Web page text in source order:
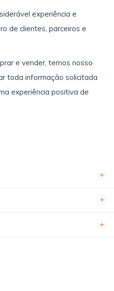
experiência e
de clientes, parceiros e
e vender, temos nosso
toda informação solicitada
experiência positiva de